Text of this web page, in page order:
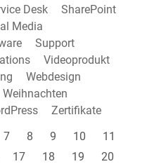
Desk
SharePoint
Media
Support
Videoprodukt
Webdesign
Weihnachten
Zertifikate
7 8 9 10
11
17 18 19
20